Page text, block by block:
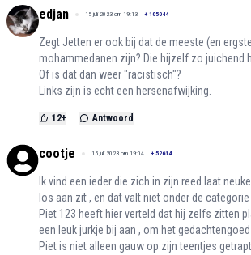
edjan 15 juli 2023 om 19:13 + 105044
Zegt Jetten er ook bij dat de meeste (en
mohammedanen zijn? Die hijzelf zo juichend
Of is dat dan weer "racistisch"?
Links zijn is echt een hersenafwijking.
12+ Antwoord
cootje 15 juli 2023 om 19:04 + 52614
Ik vind een ieder die zich in zijn reed laat
los aan zit , en dat valt niet onder de
Piet 123 heeft hier verteld dat hij zelfs zitten
een leuk jurkje bij aan , om het
Piet is niet alleen gauw op zijn teentjes